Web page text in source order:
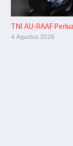
TNI AU-RAAF
4 Agustus 2026